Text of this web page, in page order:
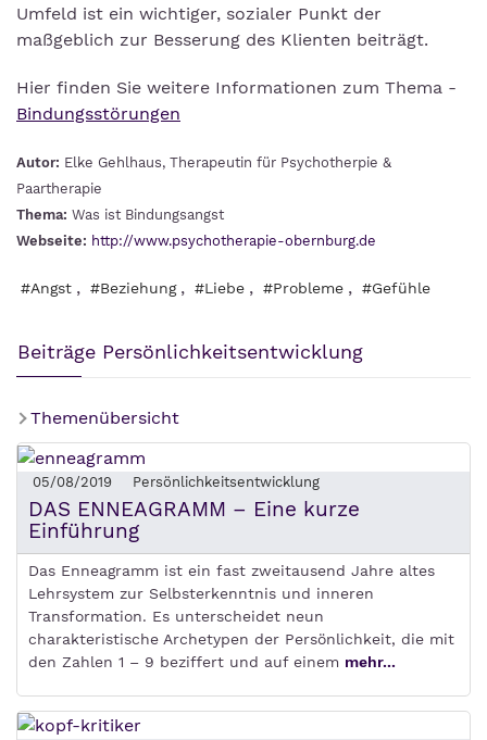
Umfeld ist ein wichtiger, sozialer Punkt der
maßgeblich zur Besserung des Klienten beiträgt.
Hier finden Sie weitere Informationen zum Thema -
Bindungsstörungen
Autor: Elke Gehlhaus, Therapeutin für Psychotherpie &
Paartherapie
Thema: Was ist Bindungsangst
Webseite: http://www.psychotherapie-obernburg.de
#Angst , #Beziehung , #Liebe , #Probleme , #Gefühle
Beiträge Persönlichkeitsentwicklung
Themenübersicht
05/08/2019 Persönlichkeitsentwicklung
DAS ENNEAGRAMM – Eine kurze
Einführung
Das Enneagramm ist ein fast zweitausend Jahre altes
Lehrsystem zur Selbsterkenntnis und inneren
Transformation. Es unterscheidet neun
charakteristische Archetypen der Persönlichkeit, die mit
den Zahlen 1 – 9 beziffert und auf einem mehr...